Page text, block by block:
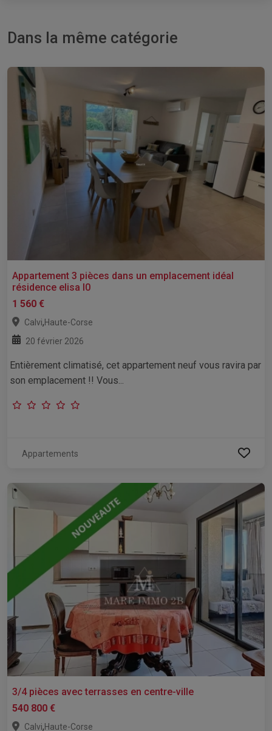
Dans la même catégorie
Appartement 3 pièces dans un emplacement idéal
résidence elisa l0
1 560 €
Calvi,Haute-Corse
20 février 2026
Entièrement climatisé, cet appartement neuf vous ravira par
son emplacement !! Vous...
Appartements
3/4 pièces avec terrasses en centre-ville
540 800 €
Calvi,Haute-Corse